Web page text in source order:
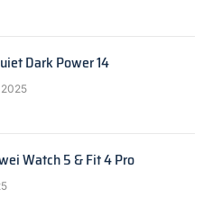
Dark Power 14
Watch 5 & Fit 4 Pro